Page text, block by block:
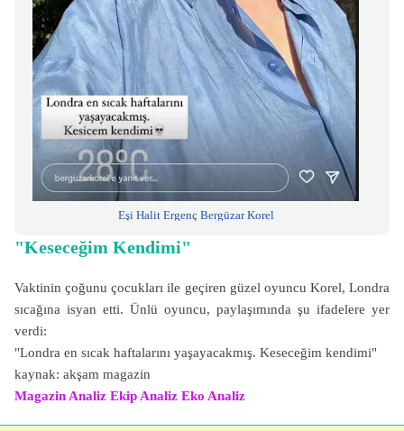
Eşi Halit Ergenç Bergüzar Korel
"Keseceğim Kendimi"
Vaktinin çoğunu çocukları ile geçiren güzel oyuncu Korel, Londra
sıcağına isyan etti. Ünlü oyuncu, paylaşımında şu ifadelere yer
verdi:
"Londra en sıcak haftalarını yaşayacakmış. Keseceğim kendimi"
kaynak: akşam magazin
Magazin Analiz Ekip Analiz Eko Analiz